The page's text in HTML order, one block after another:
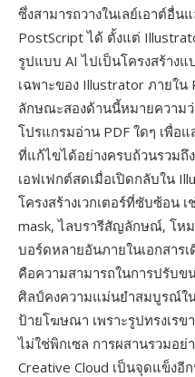
ซึ่งสามารถวางในเลย์เอาต์อื่
PostScript ได้ ตั้งแต่
รูปแบบ AI ไปเป็นโครงสร้าง
เฉพาะของ Illustrator ภายใ
ลักษณะสองด้านนี้หมายความ
โปรแกรมอ่าน PDF ใดๆ เพื่อ
ที่แก้ไขได้อย่างครบถ้วนรวมถึ
เอฟเฟกต์สดเมื่อเปิดกลับใน
โครงสร้างเวกเตอร์ที่ซับซ้อน
mask, ไลบรารีสัญลักษณ์, โห
บอร์ดหลายอันภายในเอกสาร
คือความสามารถในการปรับ
ศิลป์คงความแม่นยำสมบูรณ์ใ
ป้ายโฆษณา เพราะรูปทรงเ
ไม่ใช่พิกเซล การผสานรวมอย่
Creative Cloud เป็นจุดแข็งอี